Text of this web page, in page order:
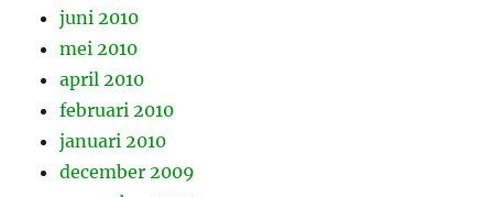
juni 2010
mei 2010
april 2010
februari 2010
januari 2010
december 2009